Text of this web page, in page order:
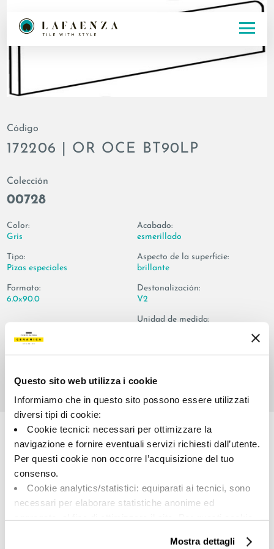
Questo sito web utilizza i cookie
Informiamo che in questo sito possono essere utilizzati
diversi tipi di cookie:
Cookie tecnici: necessari per ottimizzare la
navigazione e fornire eventuali servizi richiesti dall’utente.
Per questi cookie non occorre l’acquisizione del tuo
consenso.
Cookie analytics/statistici: equiparati ai tecnici, sono
necessari per elaborare statistiche anonime ed
Cookie di profilazione/marketing: sono utilizzati, solo
Mostra dettagli
Código
172206 | OR OCE BT90LP
Colección
00728
Color:
Gris
Tipo:
Pizas especiales
Formato:
6.0x90.0
Acabado:
esmerillado
Aspecto de la superficie:
brillante
Destonalización:
V2
Unidad de medida:
Share:
A brand of Cooperativa Ceramica d’Imola